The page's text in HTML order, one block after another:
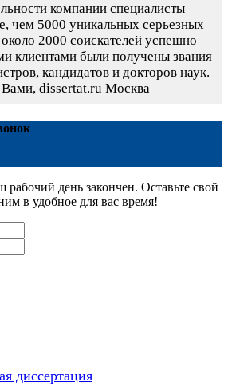
компании специалисты
чем 5000 уникальных серьезных
около 2000 соискателей успешно
клиентами были получены звания
кандидатов и докторов наук.
Вами, dissertat.ru Москва
день закончен. Оставьте свой
в удобное для вас время!
диссертация